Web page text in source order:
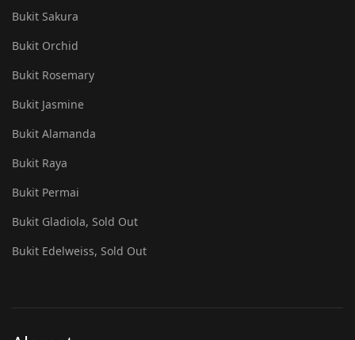
Bukit Sakura
Bukit Orchid
Bukit Rosemary
Bukit Jasmine
Bukit Alamanda
Bukit Raya
Bukit Permai
Bukit Gladiola, Sold Out
Bukit Edelweiss, Sold Out